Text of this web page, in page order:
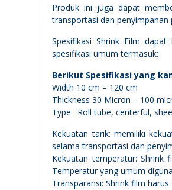
Produk ini juga dapat
transportasi dan penyimpanan
Spesifikasi Shrink Film
spesifikasi umum termasuk:
Berikut Spesifikasi yang
Width 10 cm – 120 cm
Thickness 30 Micron – 100
Type : Roll tube, centerful,
Kekuatan tarik: memiliki
selama transportasi dan
Kekuatan temperatur: Shrink
Temperatur yang umum
Transparansi: Shrink film